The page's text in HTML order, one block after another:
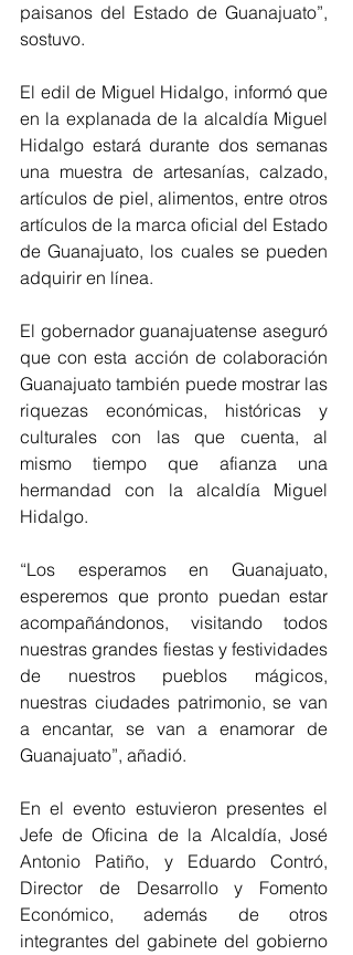
paisanos del Estado de Guanajuato”,
sostuvo.
El edil de Miguel Hidalgo, informó que
en la explanada de la alcaldía Miguel
Hidalgo estará durante dos semanas
una muestra de artesanías, calzado,
artículos de piel, alimentos, entre otros
artículos de la marca oficial del Estado
de Guanajuato, los cuales se pueden
adquirir en línea.
El gobernador guanajuatense aseguró
que con esta acción de colaboración
Guanajuato también puede mostrar las
riquezas económicas, históricas y
culturales con las que cuenta, al
mismo tiempo que afianza una
hermandad con la alcaldía Miguel
Hidalgo.
“Los esperamos en Guanajuato,
esperemos que pronto puedan estar
acompañándonos, visitando todos
nuestras grandes fiestas y festividades
de nuestros pueblos mágicos,
nuestras ciudades patrimonio, se van
a encantar, se van a enamorar de
Guanajuato”, añadió.
En el evento estuvieron presentes el
Jefe de Oficina de la Alcaldía, José
Antonio Patiño, y Eduardo Contró,
Director de Desarrollo y Fomento
Económico, además de otros
integrantes del gabinete del gobierno